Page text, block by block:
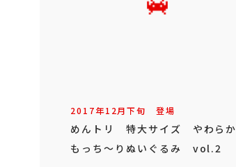
2017年12月下旬 登場
めんトリ 特大サイズ やわらか
もっち～りぬいぐるみ vol.2